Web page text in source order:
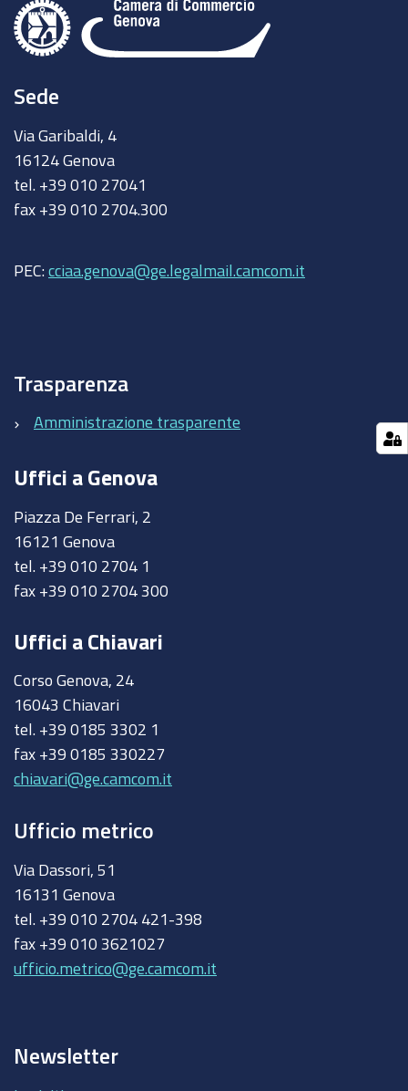
Sede
Via Garibaldi, 4
16124 Genova
tel. +39 010 27041
fax +39 010 2704.300
PEC: cciaa.genova@ge.legalmail.camcom.it
Trasparenza
Amministrazione trasparente
Uffici a Genova
Piazza De Ferrari, 2
16121 Genova
tel. +39 010 2704 1
fax +39 010 2704 300
Uffici a Chiavari
Corso Genova, 24
16043 Chiavari
tel. +39 0185 3302 1
fax +39 0185 330227
chiavari@ge.camcom.it
Ufficio metrico
Via Dassori, 51
16131 Genova
tel. +39 010 2704 421-398
fax +39 010 3621027
ufficio.metrico@ge.camcom.it
Newsletter